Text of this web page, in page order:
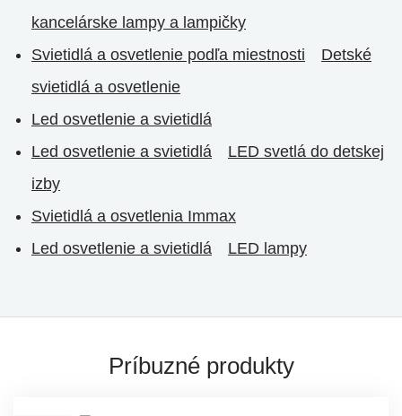
kancelárske lampy a lampičky
Svietidlá a osvetlenie podľa miestnosti
Detské
svietidlá a osvetlenie
Led osvetlenie a svietidlá
Led osvetlenie a svietidlá
LED svetlá do detskej
izby
Svietidlá a osvetlenia Immax
Led osvetlenie a svietidlá
LED lampy
Príbuzné produkty